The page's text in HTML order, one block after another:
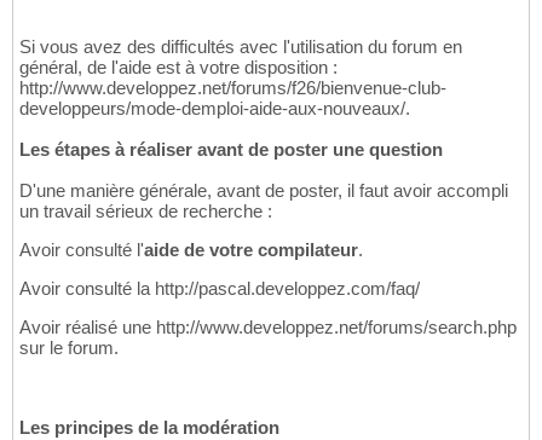
Si vous avez des difficultés avec l'utilisation du forum en
général, de l'aide est à votre disposition :
http://www.developpez.net/forums/f26/bienvenue-club-
developpeurs/mode-demploi-aide-aux-nouveaux/.
Les étapes à réaliser avant de poster une question
D'une manière générale, avant de poster, il faut avoir accompli
un travail sérieux de recherche :
Avoir consulté l'aide de votre compilateur.
Avoir consulté la http://pascal.developpez.com/faq/
Avoir réalisé une http://www.developpez.net/forums/search.php
sur le forum.
Les principes de la modération